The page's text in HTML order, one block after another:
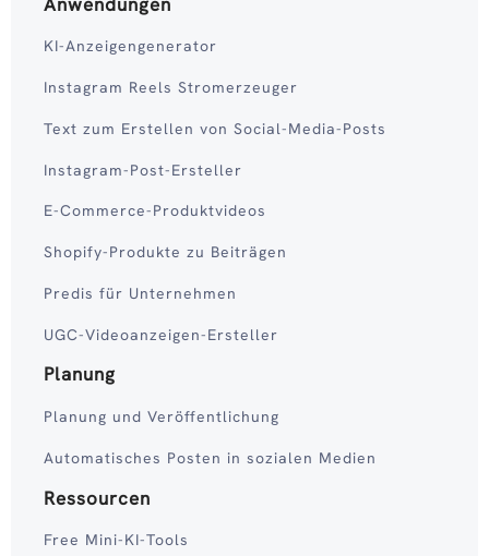
KI-Anzeigengenerator
Instagram Reels Stromerzeuger
Text zum Erstellen von Social-Media-Posts
Instagram-Post-Ersteller
E-Commerce-Produktvideos
Shopify-Produkte zu Beiträgen
Predis für Unternehmen
UGC-Videoanzeigen-Ersteller
Planung
Planung und Veröffentlichung
Automatisches Posten in sozialen Medien
Ressourcen
Free Mini-KI-Tools